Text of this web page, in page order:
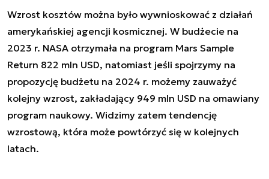
Wzrost kosztów można było wywnioskować z działań
amerykańskiej agencji kosmicznej. W budżecie na
2023 r. NASA otrzymała na program Mars Sample
Return 822 mln USD, natomiast jeśli spojrzymy na
propozycję budżetu na 2024 r. możemy zauważyć
kolejny wzrost, zakładający 949 mln USD na omawiany
program naukowy. Widzimy zatem tendencję
wzrostową, która może powtórzyć się w kolejnych
latach.